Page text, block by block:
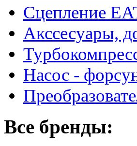
Сцепление
Акссесуары,
Насос -
Все бренды: